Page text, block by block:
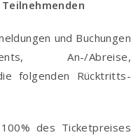
und Buchungen
An-/Abreise,
folgenden Rücktritts-
des Ticketpreises